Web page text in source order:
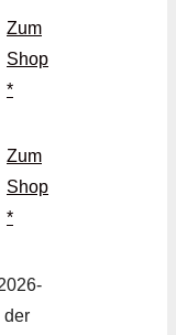
Zum
Shop
*
Zum
Shop
*
der